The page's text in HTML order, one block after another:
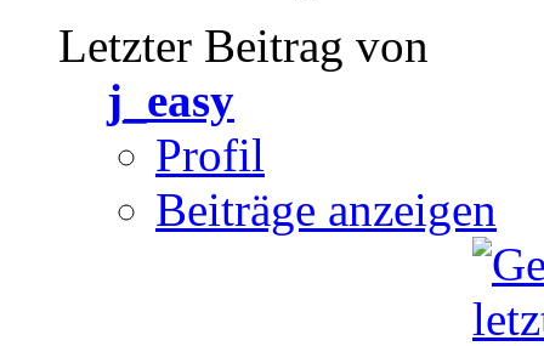
Letzter Beitrag von
j_easy
Profil
Beiträge anzeigen